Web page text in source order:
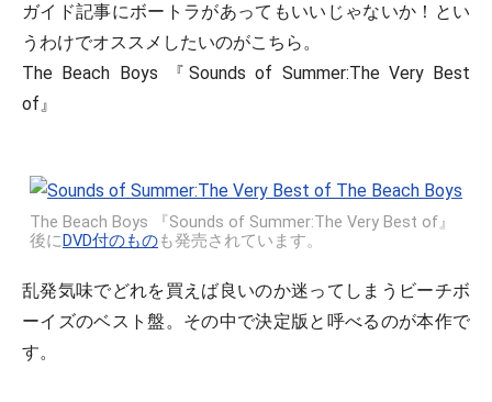
ガイド記事にボートラがあってもいいじゃないか！とい
うわけでオススメしたいのがこちら。
The Beach Boys 『Sounds of Summer:The Very Best
of』
The Beach Boys 『Sounds of Summer:The Very Best of』
後にDVD付のものも発売されています。
乱発気味でどれを買えば良いのか迷ってしまうビーチボ
ーイズのベスト盤。その中で決定版と呼べるのが本作で
す。